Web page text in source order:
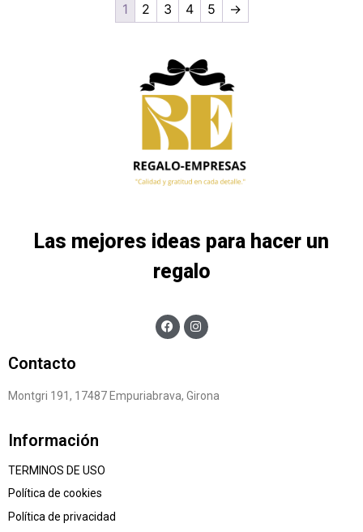
1 2 3 4 5 →
Las mejores ideas para hacer un
regalo
Contacto
Montgri 191, 17487 Empuriabrava, Girona
Información
TERMINOS DE USO
Política de cookies
Política de privacidad